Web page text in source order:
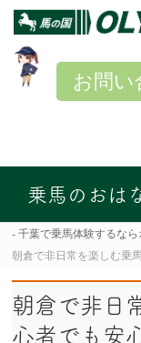
お問い
乗馬のおは
千葉で乗馬体験するな
朝倉で非日常を楽しむ乗
朝倉で非日
心者でも安